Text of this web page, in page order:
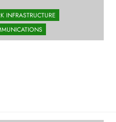
INFRASTRUCTURE